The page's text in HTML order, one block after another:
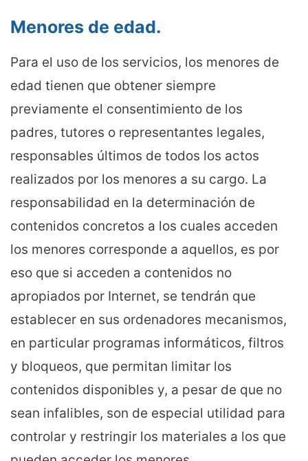
Menores de edad.
Para el uso de los servicios, los menores de
edad tienen que obtener siempre
previamente el consentimiento de los
padres, tutores o representantes legales,
responsables últimos de todos los actos
realizados por los menores a su cargo. La
responsabilidad en la determinación de
contenidos concretos a los cuales acceden
los menores corresponde a aquellos, es por
eso que si acceden a contenidos no
apropiados por Internet, se tendrán que
establecer en sus ordenadores mecanismos,
en particular programas informáticos, filtros
y bloqueos, que permitan limitar los
contenidos disponibles y, a pesar de que no
sean infalibles, son de especial utilidad para
controlar y restringir los materiales a los que